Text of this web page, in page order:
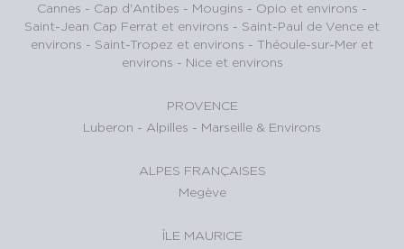
Cannes - Cap d'Antibes - Mougins - Opio et environs -
Saint-Jean Cap Ferrat et environs - Saint-Paul de Vence et
environs - Saint-Tropez et environs - Théoule-sur-Mer et
environs - Nice et environs
PROVENCE
Luberon - Alpilles - Marseille & Environs
ALPES FRANÇAISES
Megève
ÎLE MAURICE